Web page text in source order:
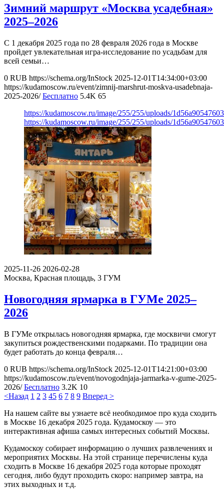
Зимний маршрут «Москва усадебная»
2025–2026
С 1 декабря 2025 года по 28 февраля 2026 года в Москве
пройдет увлекательная игра-исследование по усадьбам для
всей семьи…
0 RUB https://schema.org/InStock 2025-12-01T14:34:00+03:00
https://kudamoscow.ru/event/zimnij-marshrut-moskva-usadebnaja-
2025-2026/ Бесплатно 5.4K 65
https://kudamoscow.ru/image/255/255/uploads/
https://kudamoscow.ru/image/255/255/uploads/
2025-11-26 2026-02-28
Москва, Красная площадь, 3 ГУМ
Новогодняя ярмарка в ГУМе 2025–
2026
В ГУМе открылась новогодняя ярмарка, где москвичи смогут
закупиться рождественскими подарками. По традиции она
будет работать до конца февраля…
0 RUB https://schema.org/InStock 2025-12-01T14:21:00+03:00
https://kudamoscow.ru/event/novogodnjaja-jarmarka-v-gume-2025-
2026/ Бесплатно 3.2K 10
<Назад 1 2 3 45 6 7 8 9 Вперед >
На нашем сайте вы узнаете всё необходимое про куда сходить
в Москве 16 декабря 2025 года. Кудамоскоу — это
интерактивная афиша самых интересных событий Москвы.
Кудамоскоу собирает информацию о лучших развлечениях и
мероприятих Москвы. На этой странице перечислены куда
сходить в Москве 16 декабря 2025 года которые проходят
сегодня, либо будут проходить скоро: например завтра, на
этих выходных и т.д.